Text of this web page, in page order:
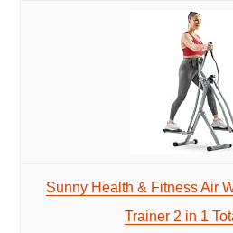
Sunny Health & Fitness Air
Trainer 2 in 1